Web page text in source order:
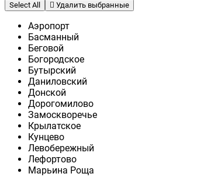
Select All Удалить выбранные
Аэропорт
Басманный
Беговой
Богородское
Бутырский
Даниловский
Донской
Дорогомилово
Замоскворечье
Крылатское
Кунцево
Левобережный
Лефортово
Марьина Роща